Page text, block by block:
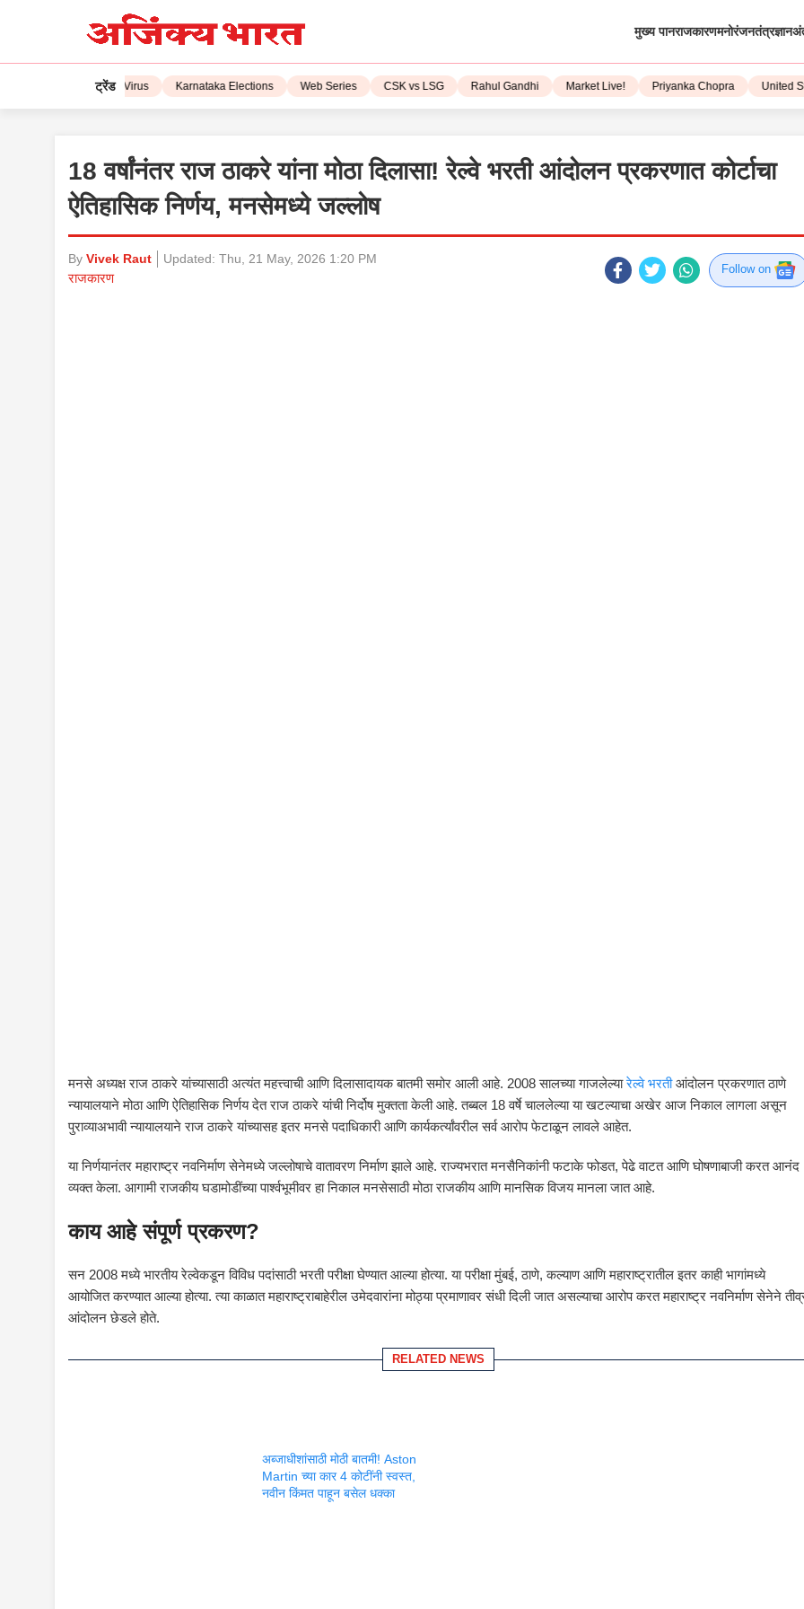
मुख्य पानराजकारणमनोरंजनतंत्रज्ञान
ट्रेंड
Corona Virus Karnataka Elections Web Series CSK vs LSG Rahul Gandhi Market Live! Priyanka Chopra United State
18 वर्षांनंतर राज ठाकरे यांना मोठा दिलासा! रेल्वे भरती आंदोलन प्रकरणात कोर्टाचा
ऐतिहासिक निर्णय, मनसेमध्ये जल्लोष
By Vivek Raut Updated: Thu, 21 May, 2026 1:20 PM
राजकारण
Follow on
मनसे अध्यक्ष राज ठाकरे यांच्यासाठी अत्यंत महत्त्वाची आणि दिलासादायक बातमी समोर आली आहे. 2008 सालच्या गाजलेल्यारेल्वे भरतीआंदोलन प्रकरणात ठाणे
न्यायालयाने मोठा आणि ऐतिहासिक निर्णय देत राज ठाकरे यांची निर्दोष मुक्तता केली आहे. तब्बल 18 वर्षे चाललेल्या या खटल्याचा अखेर आज निकाल लागला असून
पुराव्याअभावी न्यायालयाने राज ठाकरे यांच्यासह इतर मनसे पदाधिकारी आणि कार्यकर्त्यांवरील सर्व आरोप फेटाळून लावले आहेत.
या निर्णयानंतर महाराष्ट्र नवनिर्माण सेनेमध्ये जल्लोषाचे वातावरण निर्माण झाले आहे. राज्यभरात मनसैनिकांनी फटाके फोडत, पेढे वाटत आणि घोषणाबाजी करत आनंद
व्यक्त केला. आगामी राजकीय घडामोडींच्या पार्श्वभूमीवर हा निकाल मनसेसाठी मोठा राजकीय आणि मानसिक विजय मानला जात आहे.
काय आहे संपूर्ण प्रकरण?
सन 2008 मध्ये भारतीय रेल्वेकडून विविध पदांसाठी भरती परीक्षा घेण्यात आल्या होत्या. या परीक्षा मुंबई, ठाणे, कल्याण आणि महाराष्ट्रातील इतर काही भागांमध्ये
आयोजित करण्यात आल्या होत्या. त्या काळात महाराष्ट्राबाहेरील उमेदवारांना मोठ्या प्रमाणावर संधी दिली जात असल्याचा आरोप करत महाराष्ट्र नवनिर्माण सेनेने
आंदोलन छेडले होते.
RELATED NEWS
अब्जाधीशांसाठी मोठी बातमी! Aston
Martin च्या कार 4 कोटींनी स्वस्त,
नवीन किंमत पाहून बसेल धक्का